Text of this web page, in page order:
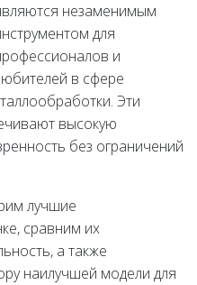
незаменимым
для
и
в сфере
Эти
высокую
без ограничений
лучшие
сравним их
а также
наилучшей модели для